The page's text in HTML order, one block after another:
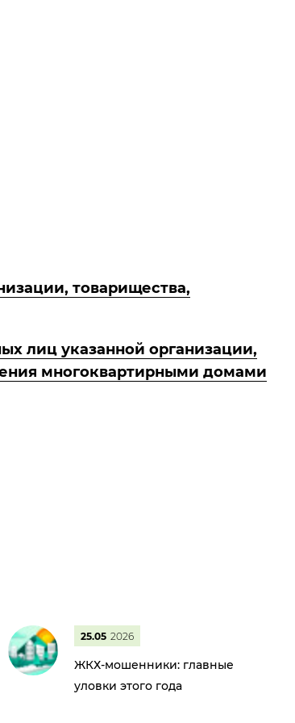
товарищества,
лиц указанной организации,
многоквартирными домами
25.05 2026
ЖКХ-мошенники: главные
уловки этого года